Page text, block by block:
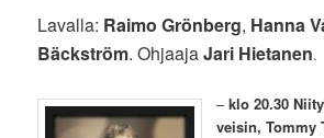
Lavalla: Raimo Grönberg, Hanna
Bäckström. OhjaajaJari Hietanen.
–klo 20.30
veisin, Tommy